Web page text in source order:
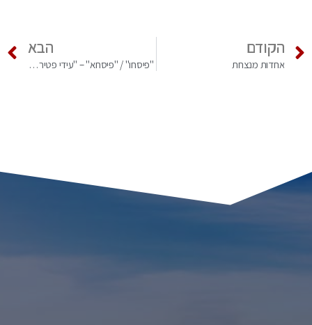
הקודם
אחדות מנצחת
הבא
"פיסחו" / "פיסחא" – "עידי פטיר כורי" – חג המצות בקרב יהודי בוכרה – גיורא פוזיילוב